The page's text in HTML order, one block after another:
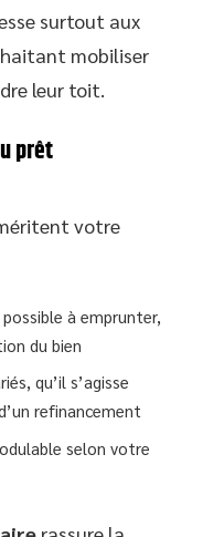
surtout aux
mobiliser
leur toit.
prêt
votre
à emprunter,
du bien
qu’il s’agisse
refinancement
selon votre